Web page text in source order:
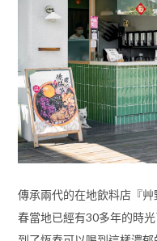
傳承兩代的在地飲料店『
春當地已經有30多年的時